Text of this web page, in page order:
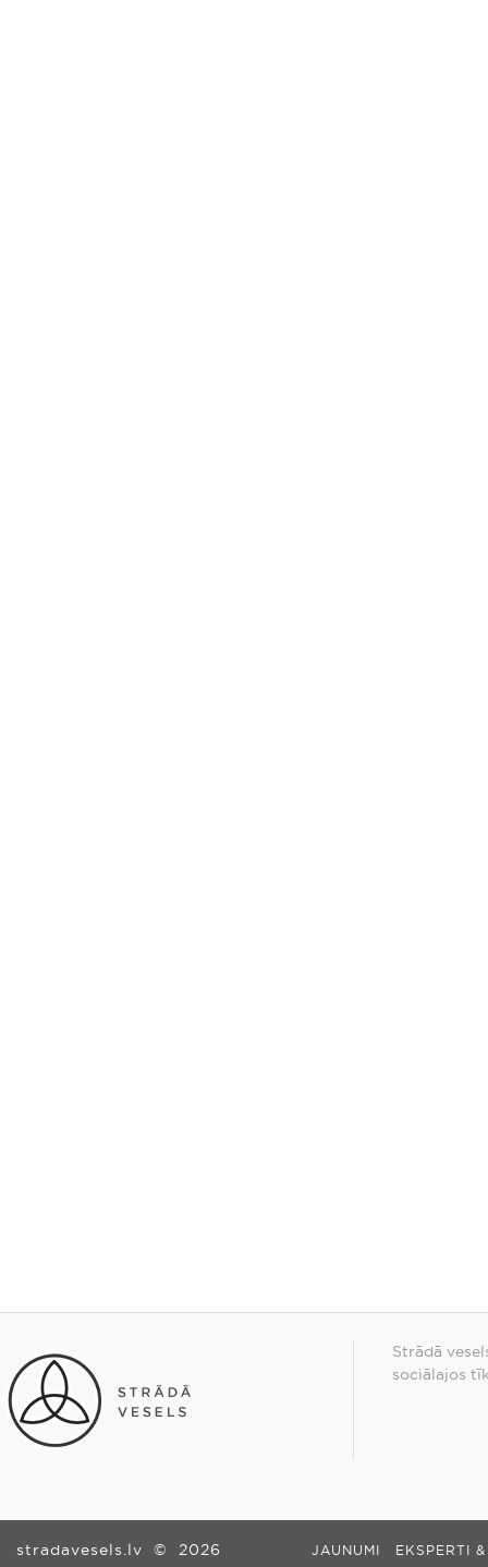
Strādā
sociālajos
stradavesels.lv © 2026 JAUNUMI EKSPERTI